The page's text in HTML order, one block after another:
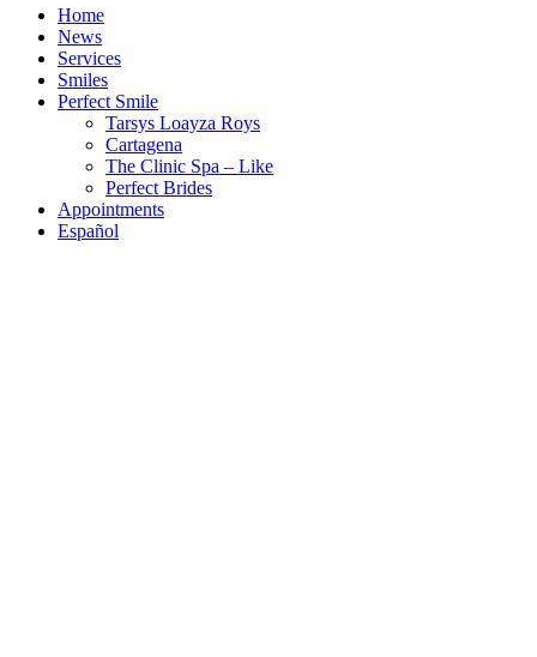
Home
News
Services
Smiles
Perfect Smile
Tarsys Loayza Roys
Cartagena
The Clinic Spa – Like
Perfect Brides
Appointments
Español